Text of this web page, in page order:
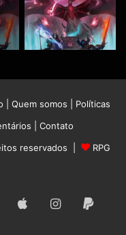
Quem somos
Políticas
Contato
reservados |
RPG
AppleInstagram